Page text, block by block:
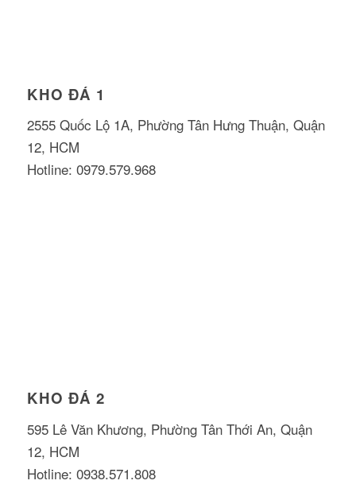
KHO ĐÁ 1
2555 Quốc Lộ 1A, Phường Tân Hưng Thuận, Quận
12, HCM
Hotline: 0979.579.968
KHO ĐÁ 2
595 Lê Văn Khương, Phường Tân Thới An, Quận
12, HCM
Hotline: 0938.571.808